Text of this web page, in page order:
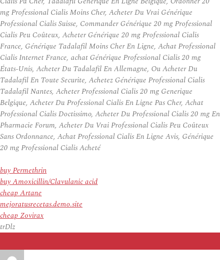
mg Professional Cialis Moins Cher, Acheter Du Vrai Générique
Professional Cialis Suisse, Commander Générique 20 mg Professional
Cialis Peu Coûteux, Acheter Générique 20 mg Professional Cialis
France, Générique Tadalafil Moins Cher En Ligne, Achat Professional
Cialis Internet France, achat Générique Professional Cialis 20 mg
États-Unis, Acheter Du Tadalafil En Allemagne, Ou Acheter Du
Tadalafil En Toute Securite, Achetez Générique Professional Cialis
Tadalafil Nantes, Acheter Professional Cialis 20 mg Generique
Belgique, Acheter Du Professional Cialis En Ligne Pas Cher, Achat
Professional Cialis Doctissimo, Acheter Du Professional Cialis 20 mg En
Pharmacie Forum, Acheter Du Vrai Professional Cialis Peu Coûteux
Sans Ordonnance, Achat Professional Cialis En Ligne Avis, Générique
20 mg Professional Cialis Acheté
buy Permethrin
buy Amoxicillin/Clavulanic acid
cheap Artane
mejoratusrecetas.demo.site
cheap Zovirax
trDlz